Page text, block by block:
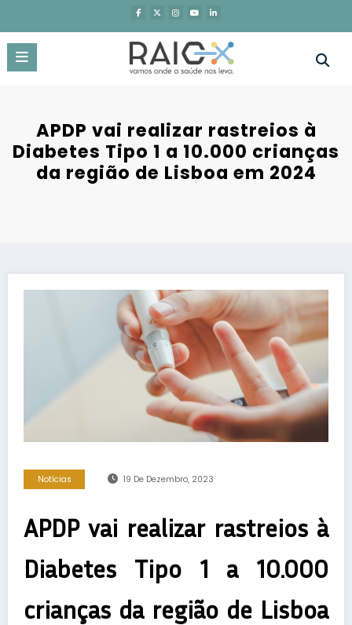
o
conteúdo
APDP vai realizar rastreios à
Diabetes Tipo 1 a 10.000 crianças
da região de Lisboa em 2024
Notícias 19 De Dezembro, 2023
APDP vai realizar rastreios à
Diabetes Tipo 1 a 10.000
crianças da região de Lisboa